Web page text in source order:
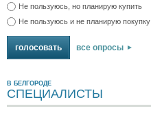
Не пользуюсь, но планирую купить
Не пользуюсь и не планирую покупку
все опросы
В БЕЛГОРОДЕ
СПЕЦИАЛИСТЫ